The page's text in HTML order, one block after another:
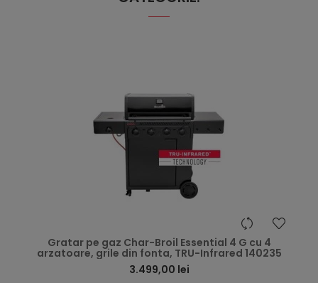
Gratar pe gaz Char-Broil Essential 4 G cu 4
arzatoare, grile din fonta, TRU-Infrared 140235
3.499,00 lei